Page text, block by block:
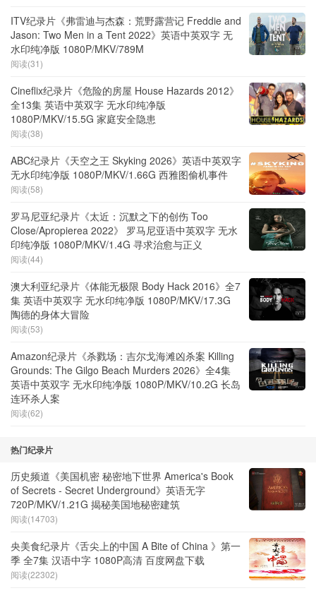
ITV纪录片《弗雷迪与杰森：荒野露营记 Freddie and
Jason: Two Men in a Tent 2022》英语中英双字 无
水印纯净版 1080P/MKV/789M
阅读(31)
Cineflix纪录片《危险的房屋 House Hazards 2012》
全13集 英语中英双字 无水印纯净版
1080P/MKV/15.5G 家庭安全隐患
阅读(38)
ABC纪录片《天空之王 Skyking 2026》英语中英双字
无水印纯净版 1080P/MKV/1.66G 西雅图偷机事件
阅读(58)
罗马尼亚纪录片《太近：沉默之下的创伤 Too
Close/Apropierea 2022》 罗马尼亚语中英双字 无水
印纯净版 1080P/MKV/1.4G 寻求治愈与正义
阅读(44)
澳大利亚纪录片《体能无极限 Body Hack 2016》全7
集 英语中英双字 无水印纯净版 1080P/MKV/17.3G
陶德的身体大冒险
阅读(53)
Amazon纪录片《杀戮场：吉尔戈海滩凶杀案 Killing
Grounds: The Gilgo Beach Murders 2026》全4集
英语中英双字 无水印纯净版 1080P/MKV/10.2G 长岛
连环杀人案
阅读(62)
热门纪录片
历史频道《美国机密 秘密地下世界 America's Book
of Secrets - Secret Underground》英语无字
720P/MKV/1.21G 揭秘美国地秘密建筑
阅读(14703)
央美食纪录片《舌尖上的中国 A Bite of China 》第一
季 全7集 汉语中字 1080P高清 百度网盘下载
阅读(22302)